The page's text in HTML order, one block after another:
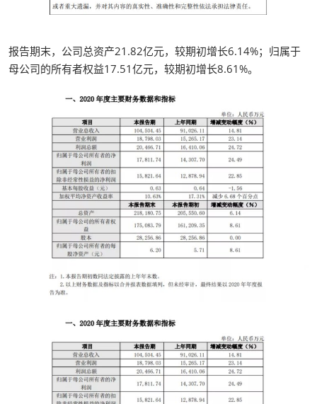
报告期末，公司总资产21.82亿元，较期初增长6.14%；归属于
母公司的所有者权益17.51亿元，较期初增长8.61%。